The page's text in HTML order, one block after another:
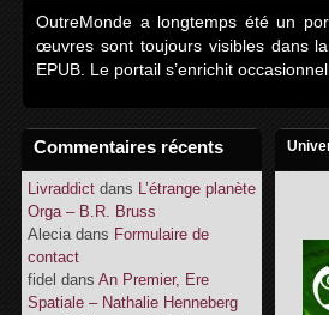
Commentaires récents
Livraddict dans L’étrange planète
Orga – B.R. Bruss
Aleciadans Formulaire de
contact
fidel dans An Premier, Ere
Spatiale – Nathalie Henneberg
OutreMonde a longtemps été un
œuvres sont toujours visibles dans
EPUB. Le portail s’enrichit